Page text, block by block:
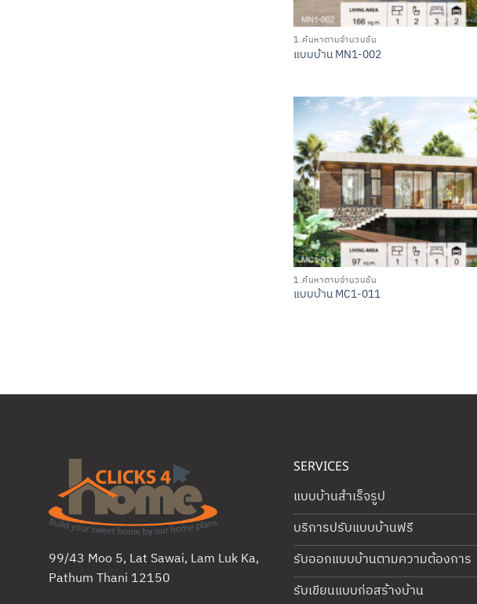
1.ค้นหาตามจำนวนชั้น
แบบบ้าน MN1-002
1.ค้นหาตามจำนวนชั้น
แบบบ้าน MC1-011
99/43 Moo 5, Lat Sawai, Lam Luk Ka,
Pathum Thani 12150
SERVICES
แบบบ้านสำเร็จรูป
บริการปรับแบบบ้านฟรี
รับออกแบบบ้านตามความต้องการ
รับเขียนแบบก่อสร้างบ้าน